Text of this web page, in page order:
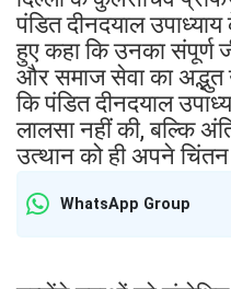
पंडित दीनदयाल
हुए कहा कि उनका संपूर्ण
और समाज सेवा का अद्भुत
कि पंडित दीनदयाल
लालसा नहीं की, बल्कि
उत्थान को ही अपने
WhatsApp Group